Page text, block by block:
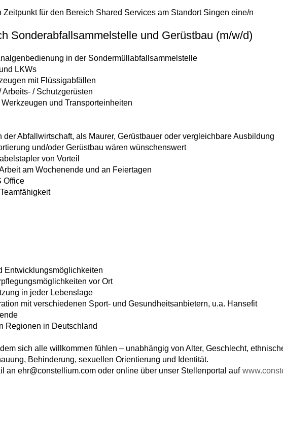
für den Bereich Shared Services am Standort Singen eine/n
Sonderabfallsammelstelle und Gerüstbau (m/w/d)
in der Sondermüllabfallsammelstelle
LKWs
mit Flüssigabfällen
/ Schutzgerüsten
und Transporteinheiten
Abfallwirtschaft, als Maurer, Gerüstbauer oder vergleichbare Ausbildung
und/oder Gerüstbau wären wünschenswert
von Vorteil
am Wochenende und an Feiertagen
Office
vor Ort
in jeder Lebenslage
mit verschiedenen Sport- und Gesundheitsanbietern, u.a. Hansefit
Regionen in Deutschland
sich alle willkommen fühlen – unabhängig von Alter, Geschlecht,
Behinderung, sexuellen Orientierung und Identität.
an ehr@constellium.com oder online über unser Stellenportal auf